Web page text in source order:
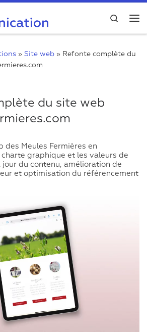
Search
» Site web » Refonte complète du
du site web
des Meules Fermières en
graphique et les valeurs de
jour du contenu, amélioration de
et optimisation du référencement